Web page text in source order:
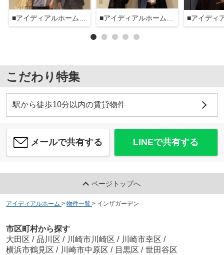
こだわり特集
駅から徒歩10分以内の賃貸物件
メールで共有する LINEで共有する
ページトップへ
アイディアルホーム > 物件一覧 > インザガーデン
市区町村から探す
大田区 / 品川区 / 川崎市川崎区 / 川崎市幸区 /
横浜市鶴見区 / 川崎市中原区 / 目黒区 / 世田谷区